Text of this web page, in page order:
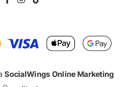
SocialWings Online Marketing